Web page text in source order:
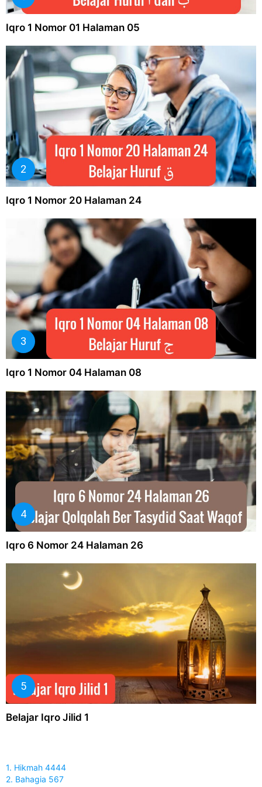
Iqro 1 Nomor 01 Halaman 05
Iqro 1 Nomor 20 Halaman 24
Iqro 1 Nomor 04 Halaman 08
Iqro 6 Nomor 24 Halaman 26
Belajar Iqro Jilid 1
1. Hikmah 4444
2. Bahagia 567